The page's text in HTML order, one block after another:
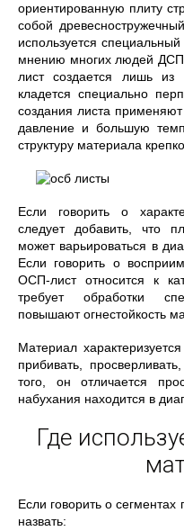
ориентированную плиту
собой
используется
мнению многих людей
лист создается лишь из
кладется специально
создания листа
давление и большую
структуру материала
Если говорить о
следует добавить, что
может варьироваться в
Если говорить о
ОСП-лист относится к
требует обработки
повышают огнестойкость
Материал
прибивать,
того, он отличается
набухания находится в
Где
Если говорить о
назвать: